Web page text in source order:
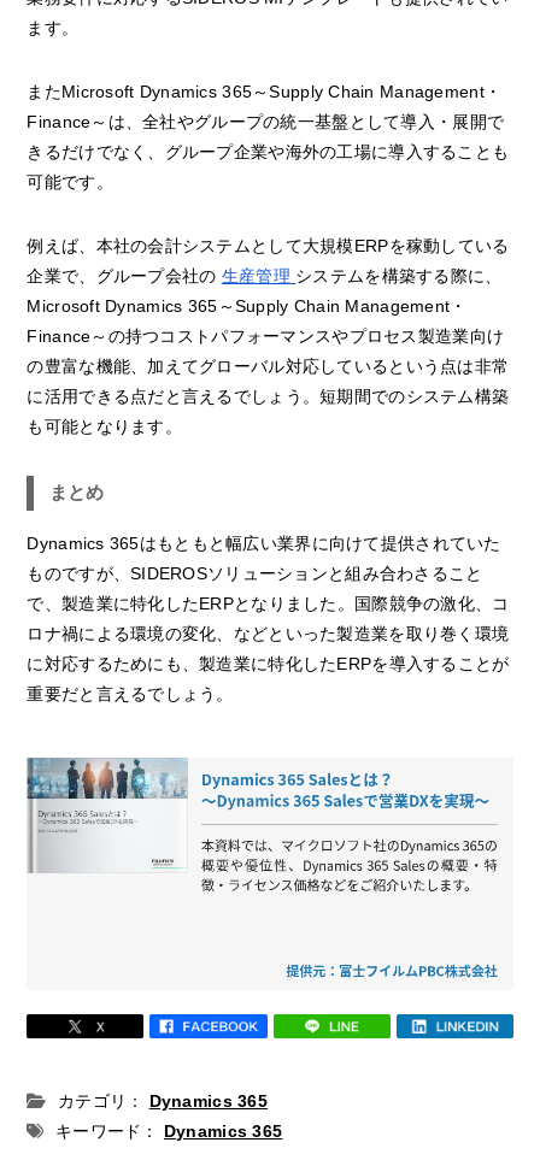
ます。
またMicrosoft Dynamics 365～Supply Chain Management・
Finance～は、全社やグループの統一基盤として導入・展開で
きるだけでなく、グループ企業や海外の工場に導入することも
可能です。
例えば、本社の会計システムとして大規模ERPを稼動している
企業で、グループ会社の 生産管理 システムを構築する際に、
Microsoft Dynamics 365～Supply Chain Management・
Finance～の持つコストパフォーマンスやプロセス製造業向け
の豊富な機能、加えてグローバル対応しているという点は非常
に活用できる点だと言えるでしょう。短期間でのシステム構築
も可能となります。
まとめ
Dynamics 365はもともと幅広い業界に向けて提供されていた
ものですが、SIDEROSソリューションと組み合わさること
で、製造業に特化したERPとなりました。国際競争の激化、コ
ロナ禍による環境の変化、などといった製造業を取り巻く環境
に対応するためにも、製造業に特化したERPを導入することが
重要だと言えるでしょう。
カテゴリ：
Dynamics 365
キーワード：
Dynamics 365